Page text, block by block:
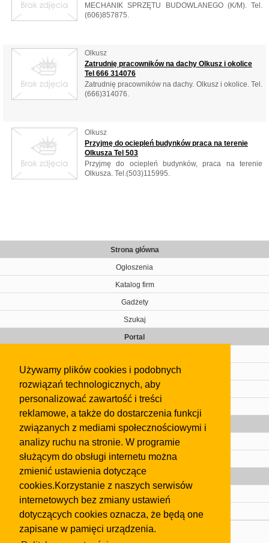
Używamy plików cookies i podobnych
rozwiązań technologicznych, aby
personalizować zawartość i treści
reklamowe, a także do dostarczenia funkcji
związanych z mediami społecznościowymi i
analizy ruchu na stronie. W programie
służącym do obsługi internetu można
zmienić ustawienia dotyczące
cookies.Korzystanie z naszych serwisów
internetowych bez zmiany ustawień
dotyczących cookies oznacza, że będą one
zapisane w pamięci urządzenia.
MECHANIK SPRZĘTU BUDOWLANEGO (K/M). Tel.
(606)857875.
Olkusz
Zatrudnię pracowników na dachy Olkusz i okolice
Tel 666 314076
Zatrudnię pracowników na dachy. Olkusz i okolice. Tel.
(666)314076.
Olkusz
Przyjmę do ociepleń budynków praca na terenie
Olkusza Tel 503
Przyjmę do ociepleń budynków, praca na terenie
Olkusza. Tel.(503)115995.
Strona główna
Ogłoszenia
Katalog firm
Gadżety
Szukaj
Portal
Kontakt
Regulamin
Gazeta
Olkusz
Kontakt
Strefa dla biznesu
Biura nieruchomości
Dealerzy i autokomisy
Skontaktuj się z nami